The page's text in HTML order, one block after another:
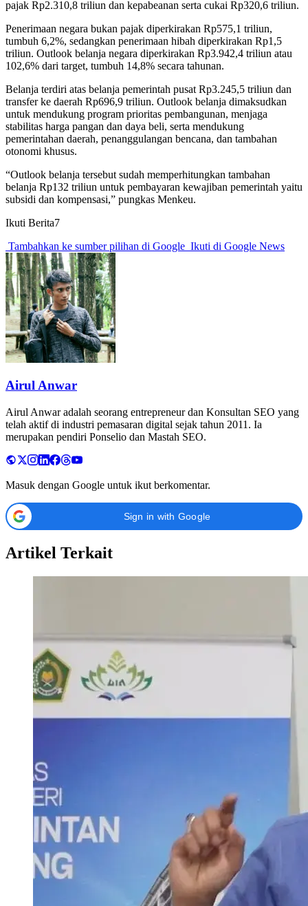
pajak Rp2.310,8 triliun dan kepabeanan serta cukai Rp320,6 triliun.
Penerimaan negara bukan pajak diperkirakan Rp575,1 triliun,
tumbuh 6,2%, sedangkan penerimaan hibah diperkirakan Rp1,5
triliun. Outlook belanja negara diperkirakan Rp3.942,4 triliun atau
102,6% dari target, tumbuh 14,8% secara tahunan.
Belanja terdiri atas belanja pemerintah pusat Rp3.245,5 triliun dan
transfer ke daerah Rp696,9 triliun. Outlook belanja dimaksudkan
untuk mendukung program prioritas pembangunan, menjaga
stabilitas harga pangan dan daya beli, serta mendukung
pemerintahan daerah, penanggulangan bencana, dan tambahan
otonomi khusus.
“Outlook belanja tersebut sudah memperhitungkan tambahan
belanja Rp132 triliun untuk pembayaran kewajiban pemerintah yaitu
subsidi dan kompensasi,” pungkas Menkeu.
Ikuti Berita7
Tambahkan ke sumber pilihan di Google Ikuti di Google News
Airul Anwar
Airul Anwar adalah seorang entrepreneur dan Konsultan SEO yang
telah aktif di industri pemasaran digital sejak tahun 2011. Ia
merupakan pendiri Ponselio dan Mastah SEO.
Masuk dengan Google untuk ikut berkomentar.
Sign in with Google
Artikel Terkait